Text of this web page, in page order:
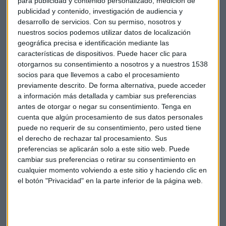
publicidad y contenido, investigación de audiencia y
desarrollo de servicios. Con su permiso, nosotros y
nuestros socios podemos utilizar datos de localización
geográfica precisa e identificación mediante las
características de dispositivos. Puede hacer clic para
otorgarnos su consentimiento a nosotros y a nuestros 1538
socios para que llevemos a cabo el procesamiento
previamente descrito. De forma alternativa, puede acceder
a información más detallada y cambiar sus preferencias
antes de otorgar o negar su consentimiento. Tenga en
cuenta que algún procesamiento de sus datos personales
puede no requerir de su consentimiento, pero usted tiene
el derecho de rechazar tal procesamiento. Sus
preferencias se aplicarán solo a este sitio web. Puede
cambiar sus preferencias o retirar su consentimiento en
cualquier momento volviendo a este sitio y haciendo clic en
el botón "Privacidad" en la parte inferior de la página web.
Durante los tres primeros meses de 2022, lacapacidad
IAG (medida en asientos-kilómetro ofertados) alcanzó el
65,1% de la operada en el mismo periodo de 2019, lo que
supone un notable incremento sobre el 19,6% que se operó
entre enero y marzo de 2021.
En relación al crecimiento de la demanda, Gallego señaló